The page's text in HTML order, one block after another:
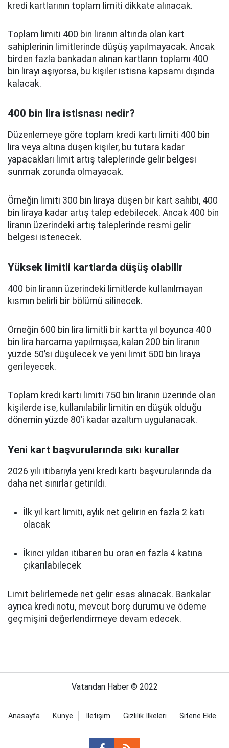
kredi kartlarının toplam limiti dikkate alınacak.
Toplam limiti 400 bin liranın altında olan kart
sahiplerinin limitlerinde düşüş yapılmayacak. Ancak
birden fazla bankadan alınan kartların toplamı 400
bin lirayı aşıyorsa, bu kişiler istisna kapsamı dışında
kalacak.
400 bin lira istisnası nedir?
Düzenlemeye göre toplam kredi kartı limiti 400 bin
lira veya altına düşen kişiler, bu tutara kadar
yapacakları limit artış taleplerinde gelir belgesi
sunmak zorunda olmayacak.
Örneğin limiti 300 bin liraya düşen bir kart sahibi, 400
bin liraya kadar artış talep edebilecek. Ancak 400 bin
liranın üzerindeki artış taleplerinde resmi gelir
belgesi istenecek.
Yüksek limitli kartlarda düşüş olabilir
400 bin liranın üzerindeki limitlerde kullanılmayan
kısmın belirli bir bölümü silinecek.
Örneğin 600 bin lira limitli bir kartta yıl boyunca 400
bin lira harcama yapılmışsa, kalan 200 bin liranın
yüzde 50’si düşülecek ve yeni limit 500 bin liraya
gerileyecek.
Toplam kredi kartı limiti 750 bin liranın üzerinde olan
kişilerde ise, kullanılabilir limitin en düşük olduğu
dönemin yüzde 80’i kadar azaltım uygulanacak.
Yeni kart başvurularında sıkı kurallar
2026 yılı itibarıyla yeni kredi kartı başvurularında da
daha net sınırlar getirildi.
İlk yıl kart limiti, aylık net gelirin en fazla 2 katı
olacak
İkinci yıldan itibaren bu oran en fazla 4 katına
çıkarılabilecek
Limit belirlemede net gelir esas alınacak. Bankalar
ayrıca kredi notu, mevcut borç durumu ve ödeme
geçmişini değerlendirmeye devam edecek.
Vatandan Haber © 2022
Anasayfa Künye İletişim Gizlilik İlkeleri Sitene Ekle